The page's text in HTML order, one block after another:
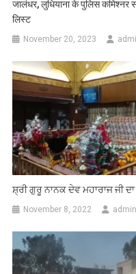
जालंधर, लुधियाना के पुलिस
लिस्ट
November 20, 2023
ਸ਼੍ਰੀ ਗੁਰੂ ਨਾਨਕ ਦੇਵ ਮਹਾਰਾਜ ਜੀ
November 8, 2022 admin